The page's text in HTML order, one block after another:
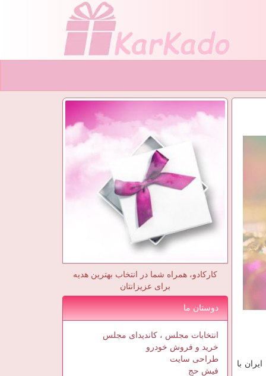
با
کارکادو، همراه شما در انتخاب بهترین هدیه
برای عزیزانتان
دوستان ما
انتخابات مجلس ، کاندیدای مجلس
خرید و فروش خودرو
طراحی سایت
فیش حج